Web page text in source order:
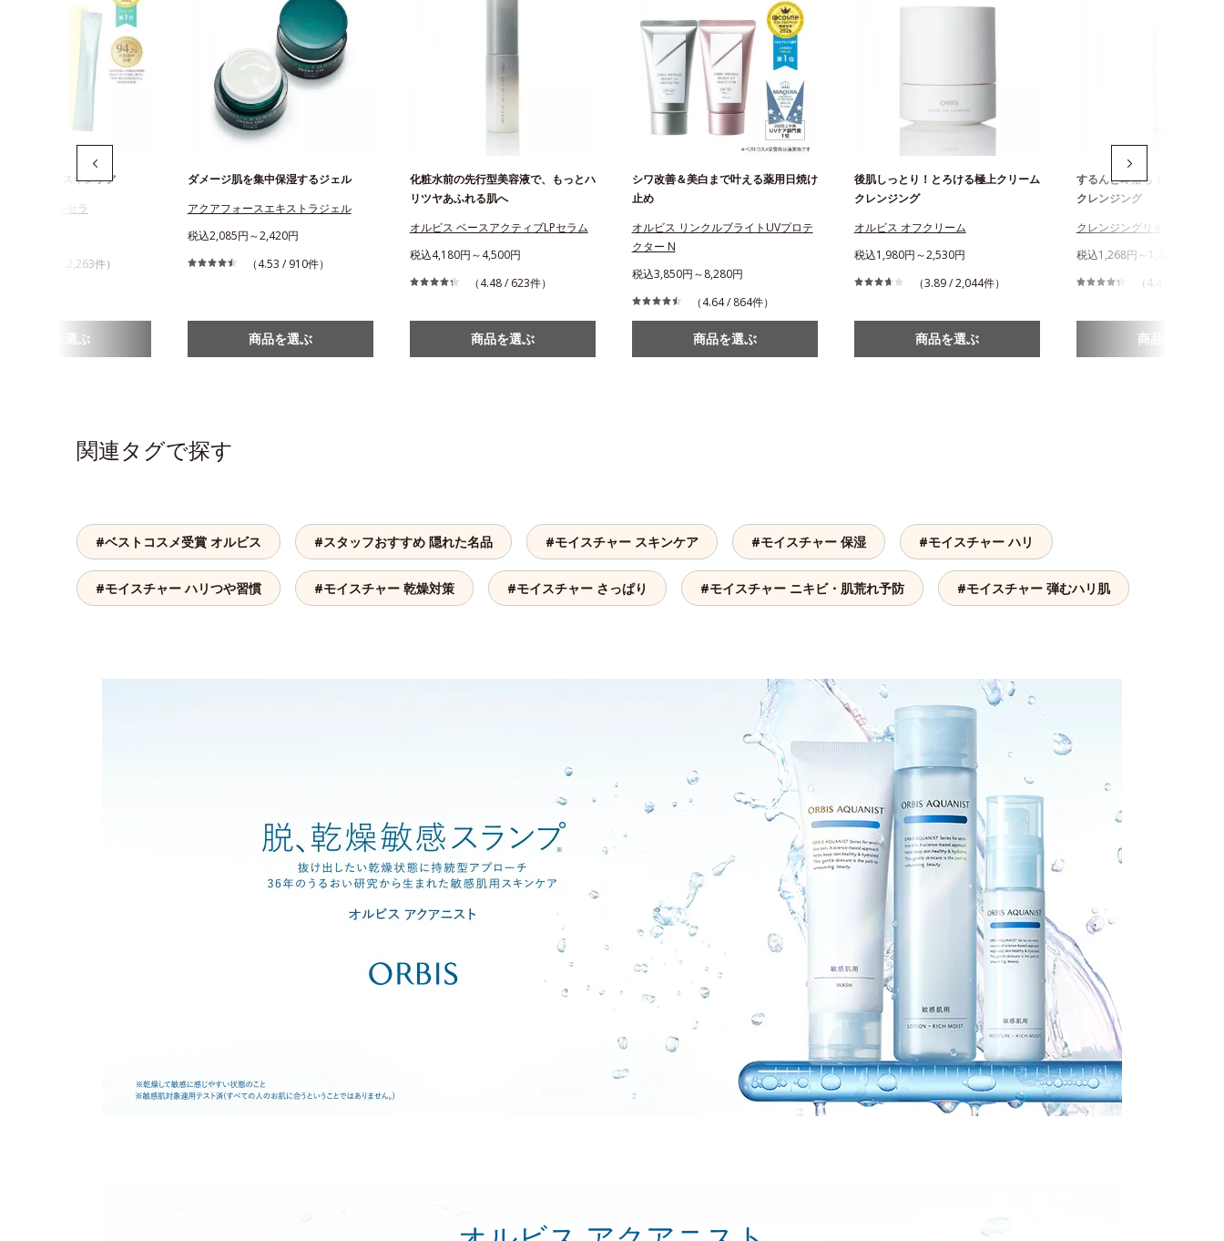
めの“飲む”スキンケア
ディフェンセラ
（4.43 / 2,263件）
商品を選ぶ
ダメージ肌を集中保湿するジェル
アクアフォースエキストラジェル
税込2,085円～2,420円
（4.53 / 910件）
商品を選ぶ
化粧水前の先行型美容液で、もっとハ
リツヤあふれる肌へ
オルビス ベースアクティブLPセラム
税込4,180円～4,500円
（4.48 / 623件）
商品を選ぶ
シワ改善＆美白まで叶える薬用日焼け
止め
オルビス リンクルブライトUVプロテ
クター N
税込3,850円～8,280円
（4.64 / 864件）
商品を選ぶ
後肌しっとり！とろける極上クリーム
クレンジング
オルビス オフクリーム
税込1,980円～2,530円
（3.89 / 2,044件）
商品を選ぶ
するんと即落ち！ベタつきゼ
クレンジング
クレンジングリキッド
税込1,268円～1,467円
（4.47 / 1,146件
商品を選ぶ
関連タグで探す
#ベストコスメ受賞 オルビス #スタッフおすすめ 隠れた名品 #モイスチャー スキンケア #モイスチャー 保湿 #モイスチャー ハリ
#モイスチャー ハリつや習慣 #モイスチャー 乾燥対策 #モイスチャー さっぱり #モイスチャー ニキビ・肌荒れ予防 #モイスチャー 弾むハリ肌